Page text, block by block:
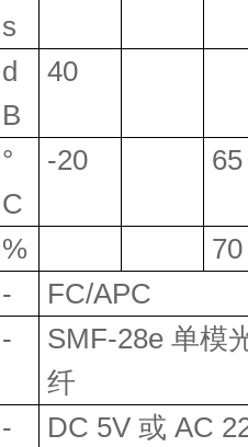
s
d
B
40
°
C
-20 65
%
70
-
FC/APC
-
SMF-28e 单模
纤
-
DC 5V 或 AC